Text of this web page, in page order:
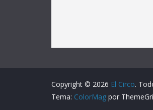
Copyright © 2026 El Circo.
Tema: ColorMag por